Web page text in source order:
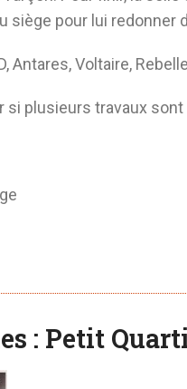
siège pour lui redonner
Antares, Voltaire,
si plusieurs travaux
: Petit